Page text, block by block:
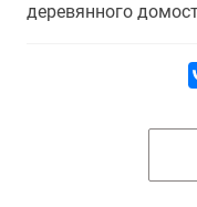
деревянного